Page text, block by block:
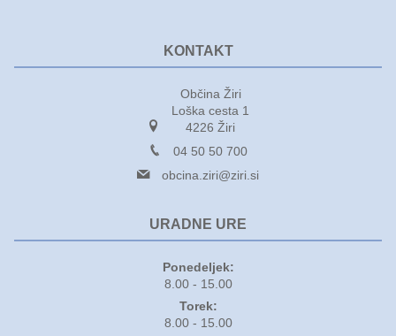
KONTAKT
Občina Žiri
Loška cesta 1
4226 Žiri
04 50 50 700
obcina.ziri@ziri.si
URADNE URE
Ponedeljek:
8.00 - 15.00
Torek:
8.00 - 15.00